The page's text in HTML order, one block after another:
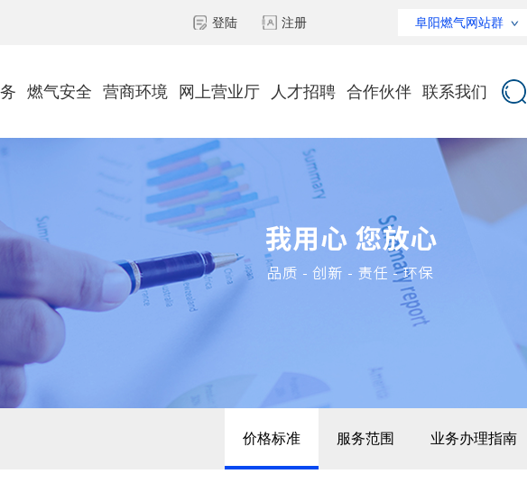
登陆 注册 阜阳燃气网站群
燃气安全 营商环境 网上营业厅 人才招聘 合作伙伴 联系我们
价格标准 服务范围 业务办理指南